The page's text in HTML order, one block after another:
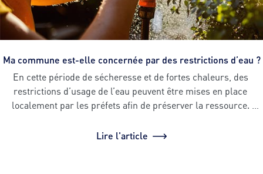
Ma commune est-elle concernée par des restrictions d’eau ?
En cette période de sécheresse et de fortes chaleurs, des
restrictions d’usage de l’eau peuvent être mises en place
localement par les préfets afin de préserver la ressource.
restrictions d’eau applicables dans votre commune.
Lire l'article